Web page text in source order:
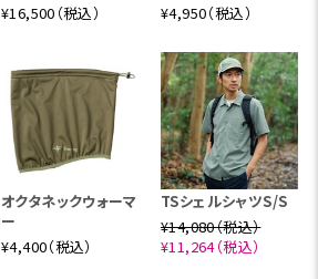
¥16,500（税込）
¥4,950（税込）
オクタネックウォーマ
ー
¥4,400（税込）
TSシェルシャツS/S
¥14,080（税込）
¥11,264（税込）